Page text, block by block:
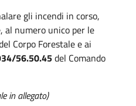
gli incendi in corso,
al numero unico per le
Corpo Forestale e ai
56.50.45del Comando
in allegato)